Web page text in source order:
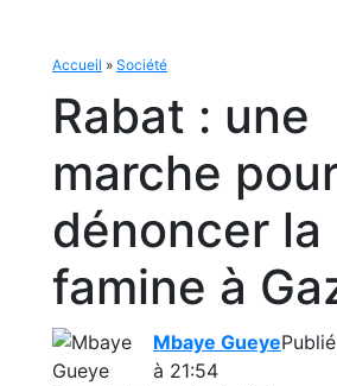
Accueil » Société
Rabat : une
marche
dénoncer la
famine à
Mbaye Gueye
à 21:54